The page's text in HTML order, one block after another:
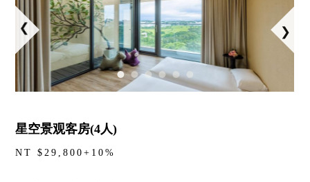
星空景观客房(4人)
NT $29,800+10%